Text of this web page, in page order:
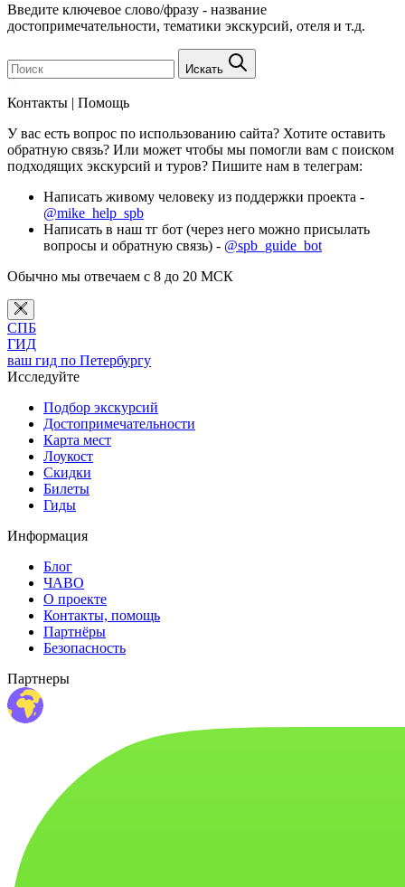
Введите ключевое слово/фразу - название
достопримечательности, тематики экскурсий, отеля и т.д.
Искать
Контакты | Помощь
У вас есть вопрос по использованию сайта? Хотите оставить
обратную связь? Или может чтобы мы помогли вам с поиском
подходящих экскурсий и туров? Пишите нам в телеграм:
Написать живому человеку из поддержки проекта -
@mike_help_spb
Написать в наш тг бот (через него можно присылать
вопросы и обратную связь) - @spb_guide_bot
Обычно мы отвечаем с 8 до 20 МСК
СПБ
ГИД
ваш гид по Петербургу
Исследуйте
Подбор экскурсий
Достопримечательности
Карта мест
Лоукост
Скидки
Билеты
Гиды
Информация
Блог
ЧАВО
О проекте
Контакты, помощь
Партнёры
Безопасность
Партнеры